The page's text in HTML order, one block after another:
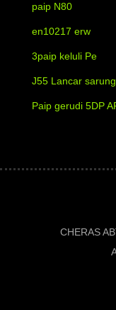
paip N80
en10217 erw
3paip keluli Pe
J55 Lancar sarung
Paip gerudi 5DP
CHERAS